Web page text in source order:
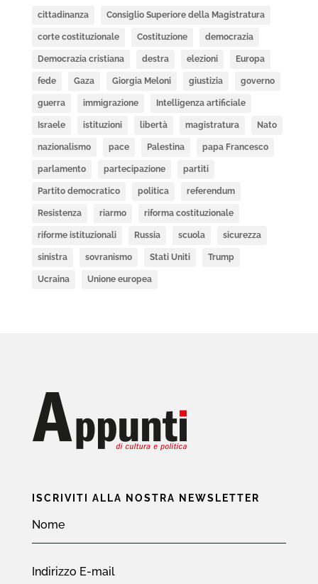
cittadinanza Consiglio Superiore della Magistratura
corte costituzionale Costituzione democrazia
Democrazia cristiana destra elezioni Europa
fede Gaza Giorgia Meloni giustizia governo
guerra immigrazione Intelligenza artificiale
Israele istituzioni libertà magistratura Nato
nazionalismo pace Palestina papa Francesco
parlamento partecipazione partiti
Partito democratico politica referendum
Resistenza riarmo riforma costituzionale
riforme istituzionali Russia scuola sicurezza
sinistra sovranismo Stati Uniti Trump
Ucraina Unione europea
ISCRIVITI ALLA NOSTRA NEWSLETTER